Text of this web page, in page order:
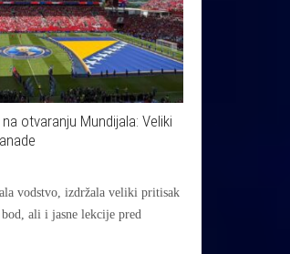
otvaranju Mundijala: Veliki
vodstvo, izdržala veliki pritisak
ali i jasne lekcije pred